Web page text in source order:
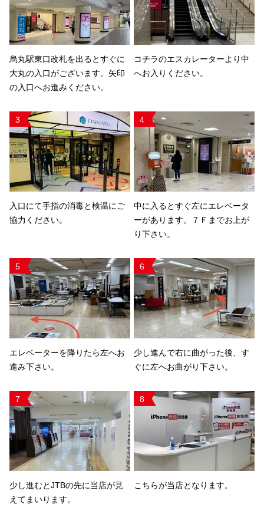
烏丸駅東口改札を出るとすぐに
大丸の入口がございます。矢印
の入口へお進みください。
コチラのエスカレーターより中
へお入りください。
3
入口にて手指の消毒と検温にご
協力ください。
4
中に入るとすぐ左にエレベータ
ーがあります。７Ｆまでお上が
り下さい。
5
エレベーターを降りたら左へお
進み下さい。
6
少し進んで右に曲がった後、す
ぐに左へお曲がり下さい。
7
少し進むとJTBの先に当店が見
えてまいります。
8
こちらが当店となります。